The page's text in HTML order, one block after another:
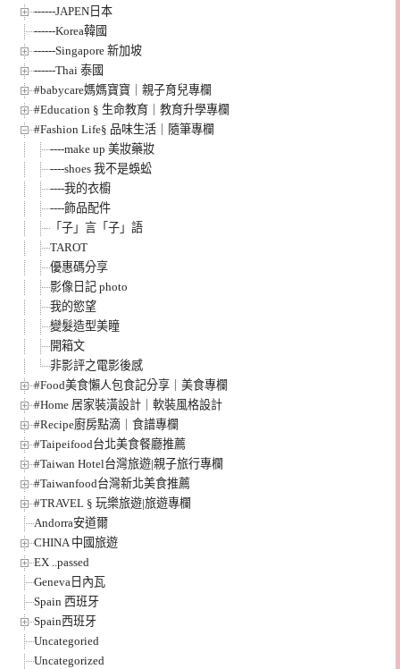
------JAPEN日本
------Korea韓國
------Singapore 新加坡
------Thai 泰國
#babycare媽媽寶寶｜親子育兒專欄
#Education § 生命教育｜教育升學專欄
#Fashion Life§ 品味生活｜隨筆專欄
----make up 美妝藥妝
----shoes 我不是蜈蚣
----我的衣櫥
----飾品配件
「子」言「子」語
TAROT
優惠碼分享
影像日記 photo
我的慾望
變髮造型美瞳
開箱文
非影評之電影後感
#Food美食懶人包食記分享｜美食專欄
#Home 居家裝潢設計｜軟裝風格設計
#Recipe廚房點滴｜食譜專欄
#Taipeifood台北美食餐廳推薦
#Taiwan Hotel台灣旅遊|親子旅行專欄
#Taiwanfood台灣新北美食推薦
#TRAVEL § 玩樂旅遊|旅遊專欄
Andorra安道爾
CHINA 中國旅遊
EX ..passed
Geneva日內瓦
Spain 西班牙
Spain西班牙
Uncategoried
Uncategorized